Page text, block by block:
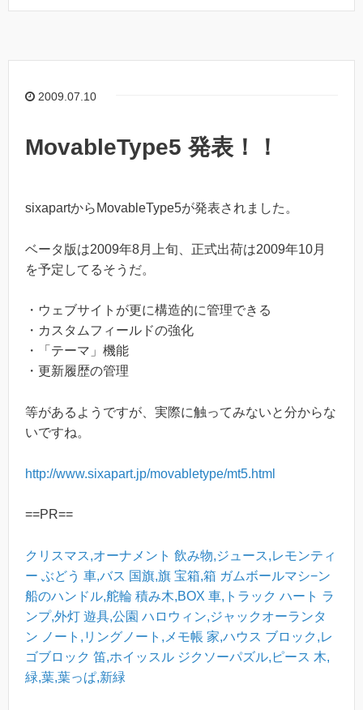
2009.07.10
MovableType5 発表！！
sixapartからMovableType5が発表されました。
ベータ版は2009年8月上旬、正式出荷は2009年10月
を予定してるそうだ。
・ウェブサイトが更に構造的に管理できる
・カスタムフィールドの強化
・「テーマ」機能
・更新履歴の管理
等があるようですが、実際に触ってみないと分からな
いですね。
http://www.sixapart.jp/movabletype/mt5.html
==PR==
クリスマス,オーナメント 飲み物,ジュース,レモンティ
ー ぶどう 車,バス 国旗,旗 宝箱,箱 ガムボールマシ−ン
船のハンドル,舵輪 積み木,BOX 車,トラック ハート ラ
ンプ,外灯 遊具,公園 ハロウィン,ジャックオーランタ
ン ノート,リングノート,メモ帳 家,ハウス ブロック,レ
ゴブロック 笛,ホイッスル ジクソーパズル,ピース 木,
緑,葉,葉っぱ,新緑